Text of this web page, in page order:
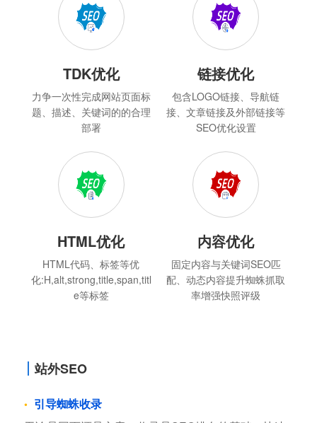
TDK优化
力争一次性完成网站页面标
题、描述、关键词的的合理
部署
链接优化
包含LOGO链接、导航链
接、文章链接及外部链接等
SEO优化设置
HTML优化
HTML代码、标签等优
化:H,alt,strong,title,span,titl
e等标签
内容优化
固定内容与关键词SEO匹
配、动态内容提升蜘蛛抓取
率增强快照评级
站外SEO
引导蜘蛛收录